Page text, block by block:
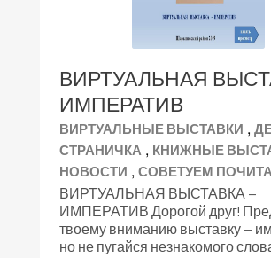
ВИРТУАЛЬНАЯ
ИМПЕРАТИВ
ВИРТУАЛЬНЫЕ ВЫСТАВКИ ,
СТРАНИЧКА , КНИЖНЫЕ
НОВОСТИ ,СОВЕТУЕМ
ВИРТУАЛЬНАЯ ВЫСТАВКА –
ИМПЕРАТИВ Дорогой друг!
твоему вниманию выставку –
но не пугайся незнакомого